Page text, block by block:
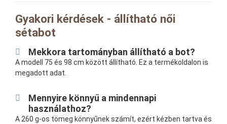
Gyakori kérdések - állítható női
sétabot
Mekkora tartományban állítható a bot?
A modell 75 és 98 cm között állítható. Ez a termékoldalon is
megadott adat.
Mennyire könnyű a mindennapi
használathoz?
A 260 g-os tömeg könnyűnek számít, ezért kézben tartva és